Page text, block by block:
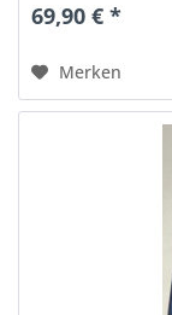
69,90 € *
Merken